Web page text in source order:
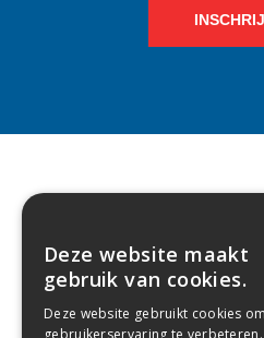
LELIEGAARDE
02/
Deze website maakt
gebruik van cookies.
Deze website gebruikt cookies
gebruikerservaring te